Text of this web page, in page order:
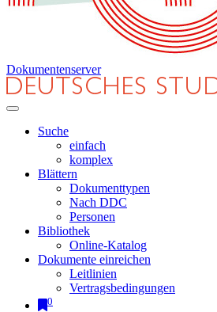
Dokumentenserver
Suche
einfach
komplex
Blättern
Dokumenttypen
Nach DDC
Personen
Bibliothek
Online-Katalog
Dokumente einreichen
Leitlinien
Vertragsbedingungen
0